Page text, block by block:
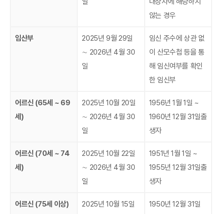
않는 경우
임산부
2025년 9월 29일
∼ 2026년 4월 30
일
임신 주수에 상관 없
이 산모수첩 등을 통
해 임신여부를 확인
한 임신부
어르신 (65세 ~ 69
세)
2025년 10월 20일
∼ 2026년 4월 30
일
1956년 1월 1일 ~
1960년 12월 31일출
생자
어르신 (70세 ~ 74
세)
2025년 10월 22일
∼ 2026년 4월 30
일
1951년 1월 1일 ~
1955년 12월 31일출
생자
어르신 (75세 이상)
2025년 10월 15일
1950년 12월 31일